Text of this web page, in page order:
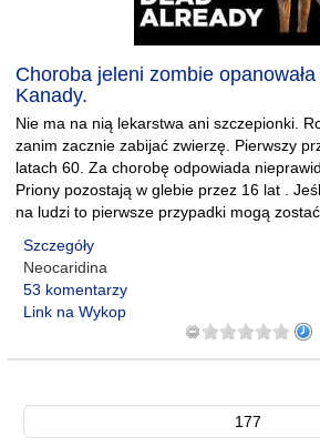
Choroba jeleni zombie
Kanady.
Nie ma na nią lekarstwa ani szczepionki.
zanim zacznie zabijać zwierzę. Pierwszy
latach 60. Za chorobę odpowiada
Priony pozostają w glebie przez 16 lat .
na ludzi to pierwsze przypadki mogą zostać
Szczegóły
Neocaridina
53 komentarzy
Link na Wykop
177